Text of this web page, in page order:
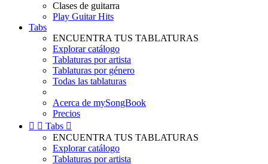
Clases de guitarra
Play Guitar Hits
Tabs
ENCUENTRA TUS TABLATURAS
Explorar catálogo
Tablaturas por artista
Tablaturas por género
Todas las tablaturas
Acerca de mySongBook
Precios
  Tabs 
ENCUENTRA TUS TABLATURAS
Explorar catálogo
Tablaturas por artista